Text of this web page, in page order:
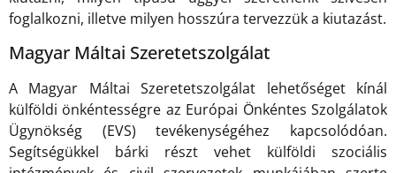
foglalkozni, illetve milyen hosszúra tervezzük a kiutazást.
Magyar Máltai Szeretetszolgálat
A Magyar Máltai Szeretetszolgálat lehetőséget kínál
külföldi önkéntességre az Európai Önkéntes Szolgálatok
Ügynökség (EVS) tevékenységéhez kapcsolódóan.
Segítségükkel bárki részt vehet külföldi szociális